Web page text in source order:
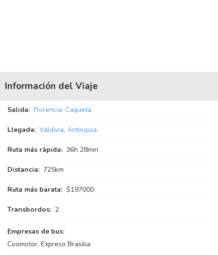
Información del Viaje
Salida: Florencia, Caquetá
Llegada: Valdivia, Antioquia
Ruta más rápida: 36h 28min
Distancia: 725km
Ruta más barata: $197000
Transbordos: 2
Empresas de bus:
Coomotor, Expreso Brasilia